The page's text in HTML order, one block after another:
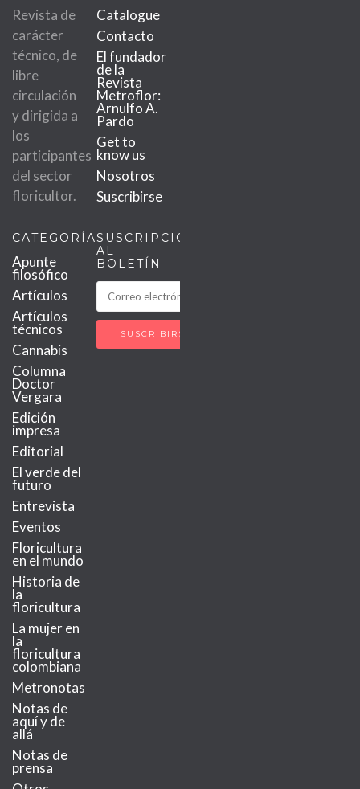
Revista de
carácter
técnico, de
libre
circulación
y dirigida a
los
participantes
del sector
floricultor.
Catalogue
Contacto
El fundador
de la
Revista
Metroflor:
Arnulfo A.
Pardo
Get to
know us
Nosotros
Suscribirse
CATEGORÍAS
Apunte
filosófico
Artículos
Artículos
técnicos
Cannabis
Columna
Doctor
Vergara
Edición
impresa
Editorial
El verde del
futuro
Entrevista
Eventos
Floricultura
en el mundo
Historia de
la
floricultura
La mujer en
la
floricultura
colombiana
Metronotas
Notas de
aquí y de
allá
Notas de
prensa
SUSCRIPCIÓN
AL
BOLETÍN